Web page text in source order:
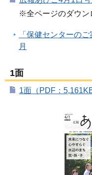
※全ページのダウン
「保健センターの
月
1面
1面（PDF：5,161KB